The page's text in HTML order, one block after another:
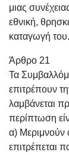
μιας
εθνική,
καταγωγή του.
Άρθρο 21
Τα
επιτρέπουν
λαμβάνεται
περίπτωση
α) Μεριμνούν
επιτρέπεται